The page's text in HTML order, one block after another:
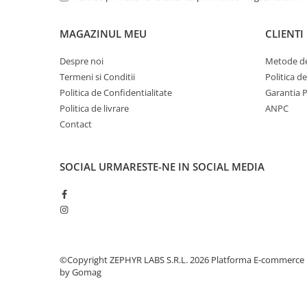
MAGAZINUL MEU
Despre noi
Termeni si Conditii
Politica de Confidentialitate
Politica de livrare
Contact
CLIENTI
Metode
Politica
Garantia
ANPC
SOCIAL URMARESTE-NE IN SOCIAL MEDIA
©Copyright ZEPHYR LABS S.R.L. 2026 Platforma E-commerce
by Gomag